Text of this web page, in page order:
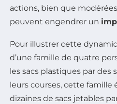
actions, bien que
peuvent engendrer un
Pour illustrer cette
d’une famille de quatre
les sacs plastiques par des
leurs courses, cette famille
dizaines de sacs jetables